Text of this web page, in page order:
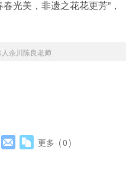
光美，非遗之花花更芳”，
余川陈良老师
更多 (0)